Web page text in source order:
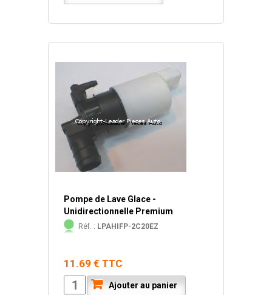
Pompe de Lave Glace -
Unidirectionnelle Premium
Réf. : LPAHIFP-2C20EZ
11.69 € TTC
Ajouter au panier